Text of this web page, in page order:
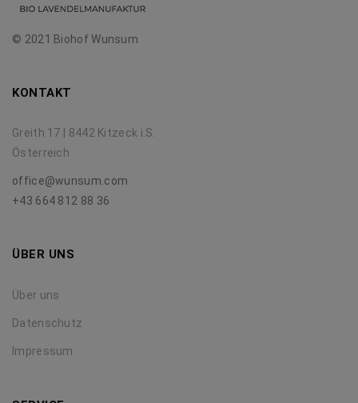
© 2021 Biohof Wunsum
KONTAKT
Greith 17 | 8442 Kitzeck i.S.
Österreich
office@wunsum.com
+43 664 812 88 36
ÜBER UNS
Über uns
Datenschutz
Impressum